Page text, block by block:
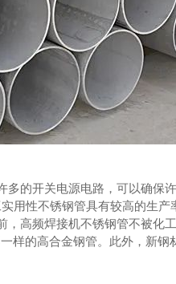
的开关电源电路，可以确保
用性不锈钢管具有较高的生产
高频焊接机不锈钢管不被化
样的高合金钢管。此外，新